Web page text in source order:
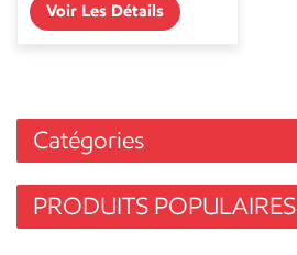
Voir Les Détails
Catégories
PRODUITS POPULAIRES